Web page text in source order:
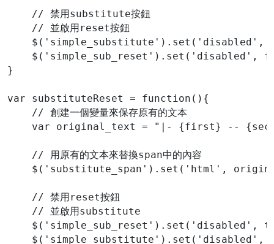
    // 禁用substitute按鈕
    // 並啟用reset按鈕
$('simple_substitute').set('disabled',
$('simple_sub_reset').set('disabled',
}
var substituteReset = function(){
    // 創建一個變量來保存原有的文本
var original_text = "|- {first} --
    // 用原有的文本來替換span中的內容
$('substitute_span').set('html',
    // 禁用reset按鈕
    // 並啟用substitute
$('simple_sub_reset').set('disabled',
$('simple_substitute').set('disabled',